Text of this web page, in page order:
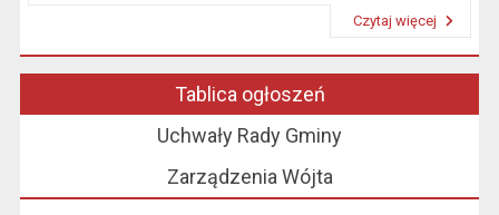
Czytaj więcej
Tablica ogłoszeń
Uchwały Rady Gminy
Zarządzenia Wójta